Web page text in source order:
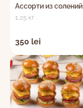
Ассорти из солений
1.25 кг
350 lei